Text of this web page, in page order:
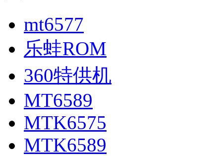
mt6577
乐蛙ROM
360特供机
MT6589
MTK6575
MTK6589